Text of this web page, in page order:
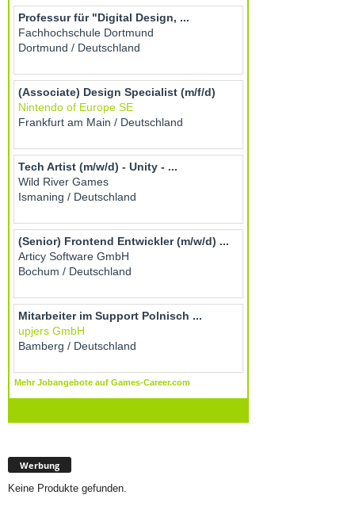
Werbung
Keine Produkte gefunden.